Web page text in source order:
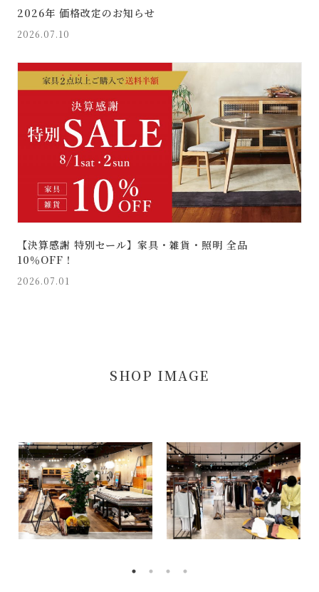
2026年 価格改定のお知らせ
2026.07.10
【決算感謝 特別セール】家具・雑貨・照明 全品
10％OFF！
2026.07.01
SHOP IMAGE